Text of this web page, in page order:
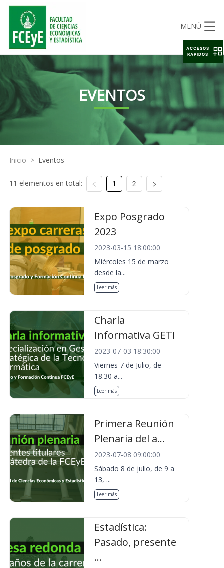
MENÚ
EVENTOS
Inicio > Eventos
11 elementos en total: 1 2
Expo Posgrado
2023
2023-03-15 18:00:00
Miércoles 15 de marzo
desde la...
Leer más
Charla
Informativa GETI
2023-07-03 18:30:00
Viernes 7 de Julio, de
18.30 a...
Leer más
Primera Reunión
Plenaria del a...
2023-07-08 09:00:00
Sábado 8 de julio, de 9 a
13, ...
Leer más
Estadística:
Pasado, presente
...
ACCESOS
RAPIDOS